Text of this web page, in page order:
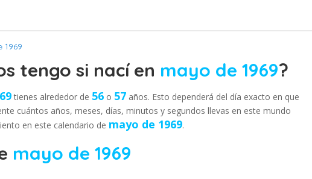
1969
tengo si nací en mayo de 1969?
tienes alrededor de 56 o 57 años. Esto dependerá del día exacto en que
cuántos años, meses, días, minutos y segundos llevas en este mundo
en este calendario de mayo de 1969.
mayo de 1969